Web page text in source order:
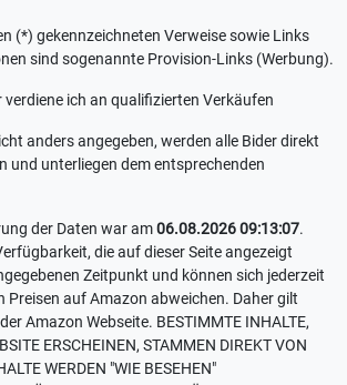
(*) gekennzeichneten Verweise sowie Links
sind sogenannte Provision-Links (Werbung).
ich an qualifizierten Verkäufen
anders angegeben, werden alle Bider direkt
und unterliegen dem entsprechenden
der Daten war am06.08.2026 09:13:07.
die auf dieser Seite angezeigt
Zeitpunkt und können sich jederzeit
Preisen auf Amazon abweichen. Daher gilt
Amazon Webseite. BESTIMMTE INHALTE,
ERSCHEINEN, STAMMEN DIREKT VON
WERDEN "WIE BESEHEN"